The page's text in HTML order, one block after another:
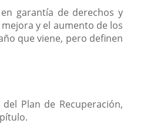
garantía de derechos y
y el aumento de los
que viene, pero definen
Plan de Recuperación,